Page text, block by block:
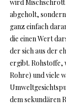
wird
abgeholt,
ganz einfach
die einen Wert
der sich aus der
ergibt. Rohstoffe,
Rohre) und viele
dem sekundären